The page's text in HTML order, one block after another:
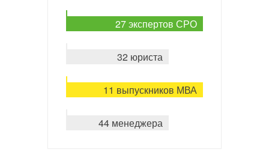
27 экспертов СРО
32 юриста
11 выпускников МВА
44 менеджера